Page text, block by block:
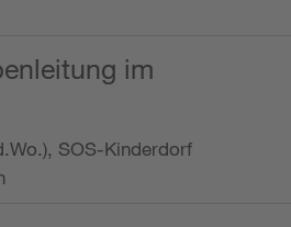
im
SOS-Kinderdorf